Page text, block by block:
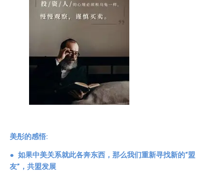
美彤的感悟:
● 如果中美关系就此各奔东西，那么我们重新寻找新的“盟
友”，共盟发展